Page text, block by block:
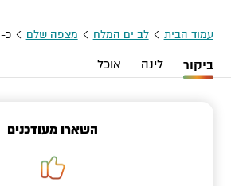
עמוד הבית לב ים המלח מצפה שלם כ-65 דקות נסיעה
ביקור לינה אוכל
השארו מעודכנים